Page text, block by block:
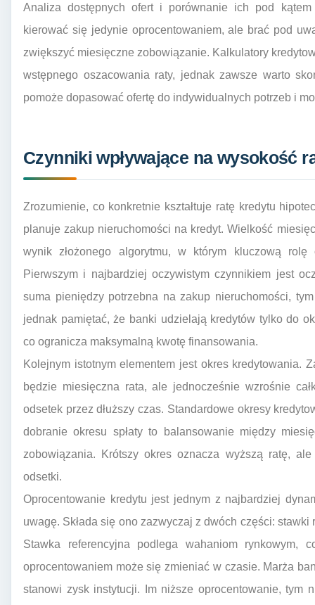
Analiza dostępnych ofert i porównanie ich pod
kierować się jedynie oprocentowaniem, ale brać pod
zwiększyć miesięczne zobowiązanie. Kalkulatory
wstępnego oszacowania raty, jednak zawsze warto
pomoże dopasować ofertę do indywidualnych potrzeb i
Czynniki wpływające na wysokość
Zrozumienie, co konkretnie kształtuje ratę kredytu
planuje zakup nieruchomości na kredyt. Wielkość
wynik złożonego algorytmu, w którym kluczową rolę
Pierwszym i najbardziej oczywistym czynnikiem jest
suma pieniędzy potrzebna na zakup nieruchomości,
jednak pamiętać, że banki udzielają kredytów tylko do
co ogranicza maksymalną kwotę finansowania.
Kolejnym istotnym elementem jest okres kredytowania.
będzie miesięczna rata, ale jednocześnie wzrośnie
odsetek przez dłuższy czas. Standardowe okresy
dobranie okresu spłaty to balansowanie między
zobowiązania. Krótszy okres oznacza wyższą ratę,
odsetki.
Oprocentowanie kredytu jest jednym z najbardziej
uwagę. Składa się ono zazwyczaj z dwóch części:
Stawka referencyjna podlega wahaniom rynkowym,
oprocentowaniem może się zmieniać w czasie. Marża
stanowi zysk instytucji. Im niższe oprocentowanie, tym